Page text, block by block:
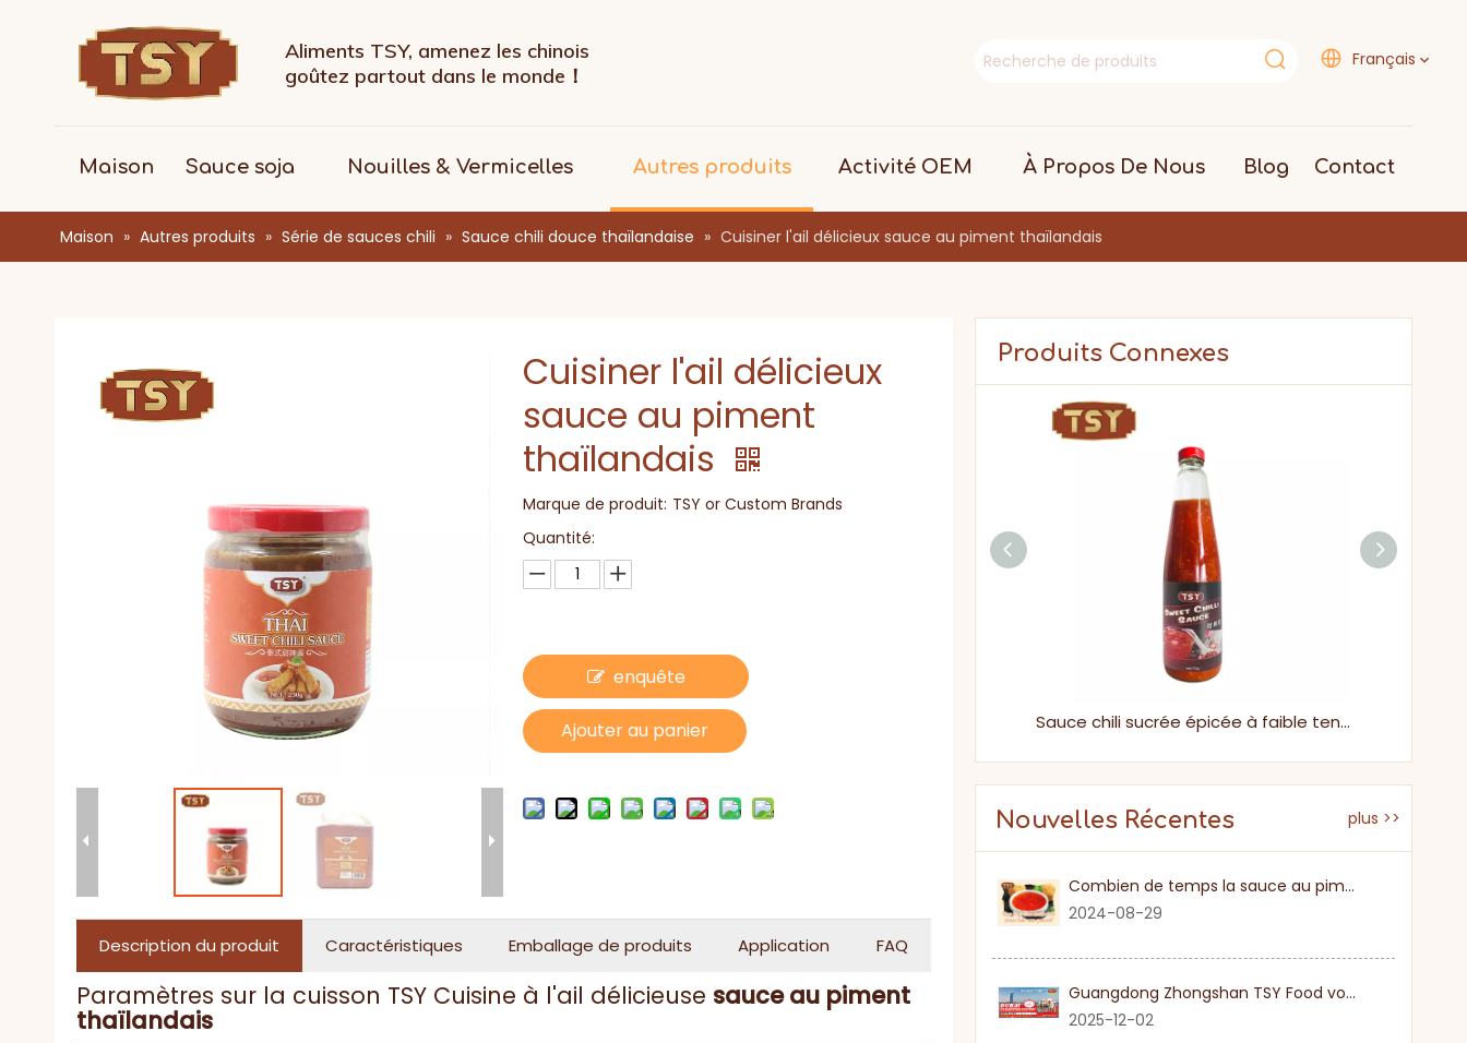
Aliments TSY, amenez les chinois
goûtez partout dans le monde！
Français
Maison Sauce soja Nouilles & Vermicelles Autres produits Activité OEM À Propos De Nous Blog Contact
Maison » Autres produits » Série de sauces chili » Sauce chili douce thaïlandaise » Cuisiner l'ail délicieux sauce au piment thaïlandais
Cuisiner l'ail délicieux
sauce au piment
thaïlandais
Marque de produit: TSY or Custom Brands
Quantité:
enquête
Ajouter au panier
Description du produit Caractéristiques Emballage de produits Application FAQ
Paramètres sur la cuisson TSY Cuisine à l'ail délicieuse sauceau piment
thaïlandais
Produits Connexes
Sauce chili sucrée épicée à faible teneur en sucre de trempage thaï coréen pour la maison et l'utilisation commerciale
Nouvelles Récentes plus >>
Combien de temps la sauce au piment sucré
2024-08-29
Guangdong Zhongshan TSY Food vous invite sincèrement à visiter l'exposition Gulfood de Dubaï 2026
2025-12-02